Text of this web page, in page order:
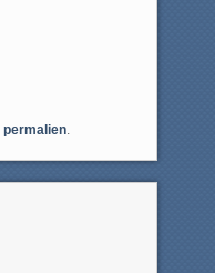
permalien.